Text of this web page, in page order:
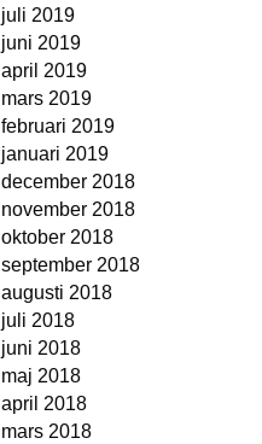
juli 2019
juni 2019
april 2019
mars 2019
februari 2019
januari 2019
december 2018
november 2018
oktober 2018
september 2018
augusti 2018
juli 2018
juni 2018
maj 2018
april 2018
mars 2018